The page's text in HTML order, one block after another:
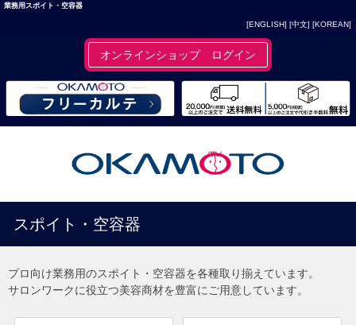
業務用スポイト・空容器
[ENGLISH] [中文] [KOREAN]
オンラインショップ ログイン
スポイト・空容器
プロ向け業務用のスポイト・空容器を各種取り揃えています。
サロンワークに役立つ美容商材を豊富にご用意しています。